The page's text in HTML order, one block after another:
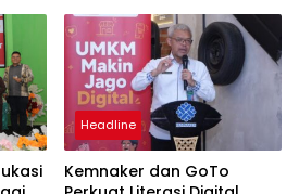
Headline
Kemnaker dan GoTo